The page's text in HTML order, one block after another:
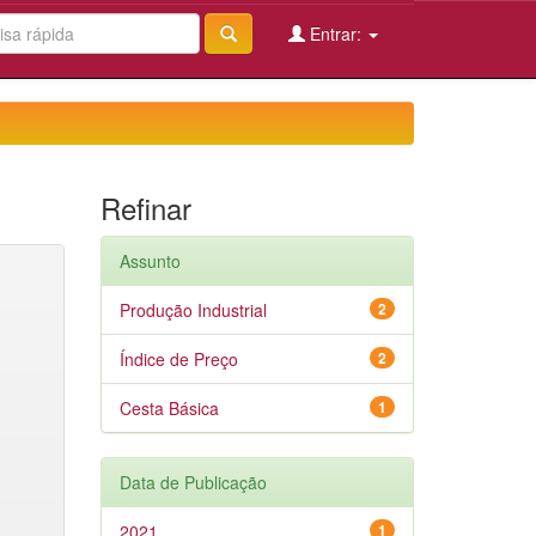
Entrar:
Refinar
Assunto
2
Produção Industrial
2
Índice de Preço
1
Cesta Básica
Data de Publicação
1
2021